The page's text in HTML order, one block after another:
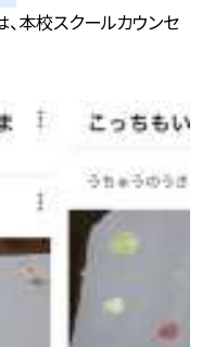
本校スクールカウンセ